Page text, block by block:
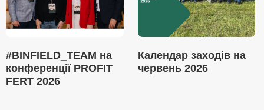
#BINFIELD_TEAM на
конференції PROFIT
FERT 2026
Календар заходів на
червень 2026